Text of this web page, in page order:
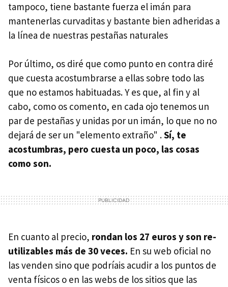
tampoco, tiene bastante fuerza el imán para
mantenerlas curvaditas y bastante bien adheridas a
la línea de nuestras pestañas naturales
Por último, os diré que como punto en contra diré
que cuesta acostumbrarse a ellas sobre todo las
que no estamos habituadas. Y es que, al fin y al
cabo, como os comento, en cada ojo tenemos un
par de pestañas y unidas por un imán, lo que no no
dejará de ser un "elemento extraño" .Sí, te
acostumbras, pero cuesta un poco, las cosas
como son.
En cuanto al precio, rondan los 27 euros y son re-
utilizables más de 30 veces. En su web oficial no
las venden sino que podríais acudir a los puntos de
venta físicos o en las webs de los sitios que las